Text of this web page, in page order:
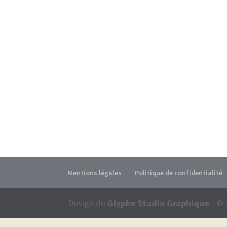
Mentions légales Politique de confidentialité
Design de Glyphe Studio Graphique - ©